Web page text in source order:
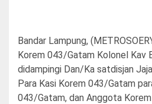
Bandar Lampung,
Korem 043/Gatam Kolonel Kav
didampingi Dan/Ka satdisjan
Para Kasi Korem 043/Gatam
043/Gatam, dan Anggota